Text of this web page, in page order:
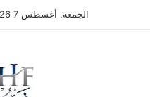
الجمعة, أغسطس 7 2026